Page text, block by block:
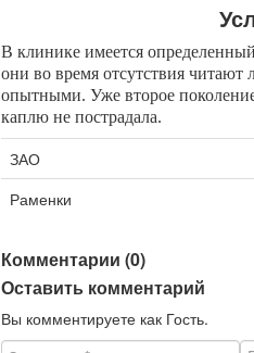
В клинике имеется
они во время отсутствия
опытными. Уже второе
каплю не пострадала.
ЗАО
Раменки
Комментарии (0)
Оставить комментарий
Вы комментируете как Гость.